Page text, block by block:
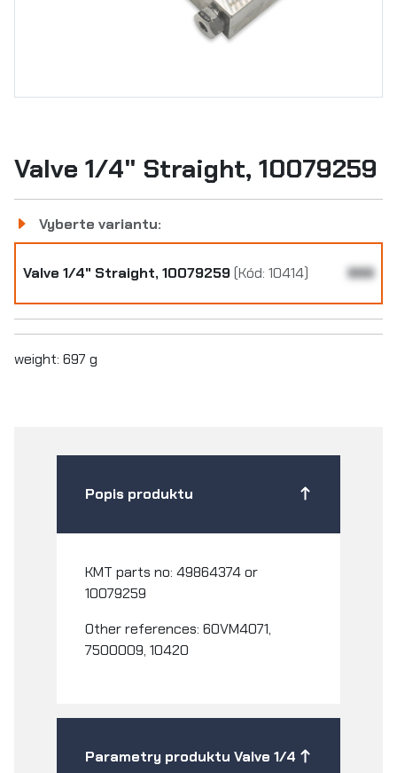
Valve 1/4" Straight, 10079259
Vyberte variantu:
Valve 1/4" Straight, 10079259(Kód: 10414) 999
weight: 697 g
Popis produktu
KMT parts no: 49864374 or
10079259
Other references: 60VM4071,
7500009, 10420
Parametry produktu Valve 1/4